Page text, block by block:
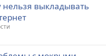
выкладывать